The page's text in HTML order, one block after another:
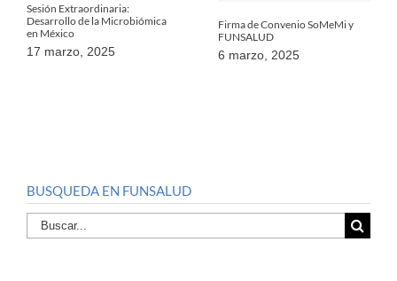
Sesión Extraordinaria:
Desarrollo de la Microbiómica
en México
17 marzo, 2025
Firma de Convenio SoMeMi y
FUNSALUD
6 marzo, 2025
BUSQUEDA EN FUNSALUD
Buscar
por: